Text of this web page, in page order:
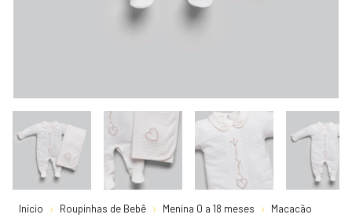
Início Roupinhas de Bebê Menina 0 a 18 meses Macacão